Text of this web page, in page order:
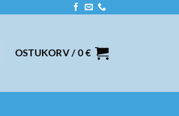
OSTUKORV /0€